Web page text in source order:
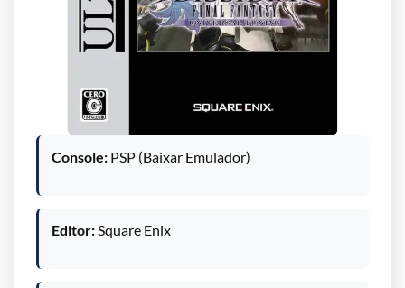
Console: PSP (Baixar Emulador)
Editor:Square Enix